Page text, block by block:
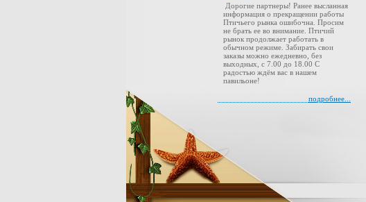
Дорогие партнеры! Ранее высланная
информация о прекращении работы
Птичьего рынка ошибочна. Просим
не брать ее во внимание. Птичий
рынок продолжает работать в
обычном режиме. Забирать свои
заказы можно ежедневно, без
выходных, с 7.00 до 18.00 С
радостью ждём вас в нашем
павильоне!
подробнее...